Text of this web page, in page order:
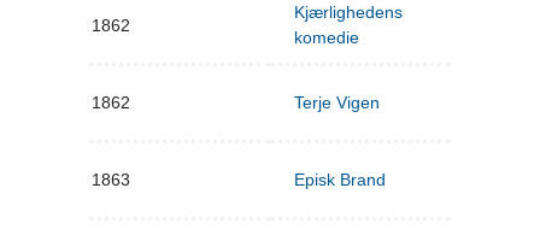
1862
Kjærlighedens
komedie
1862 Terje Vigen
1863 Episk Brand